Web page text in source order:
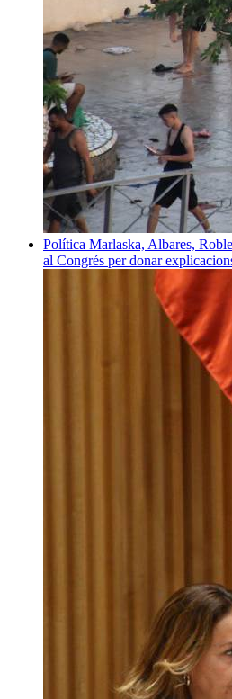
Política Marlaska, Albares,
al Congrés per donar